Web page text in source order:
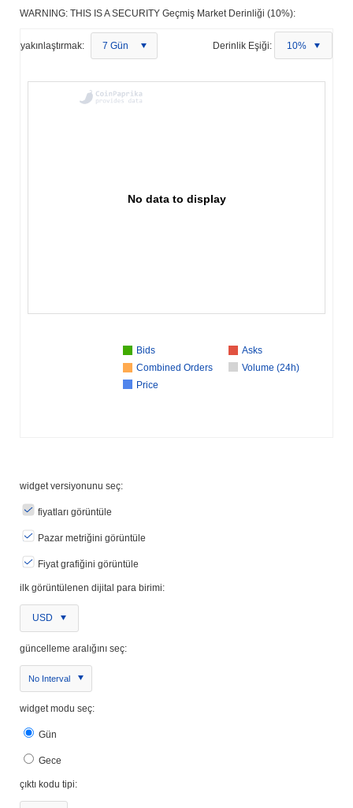
WARNING: THIS IS A SECURITY Geçmiş Market Derinliği (10%):
yakınlaştırmak: 7 Gün Derinlik Eşiği: 10%
No data to display
Bids
Asks
Combined Orders
Volume (24h)
Price
widget versiyonunu seç:
fiyatları görüntüle
Pazar metriğini görüntüle
Fiyat grafiğini görüntüle
ilk görüntülenen dijital para birimi:
USD
güncelleme aralığını seç:
No Interval
widget modu seç:
Gün
Gece
çıktı kodu tipi: